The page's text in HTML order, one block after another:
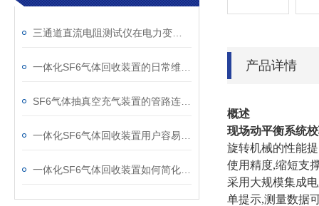
产品详情
概述
现场动平衡系统
旋转机械的性能
使用精度,缩短支
采用大规模集成
单提示,测量数据